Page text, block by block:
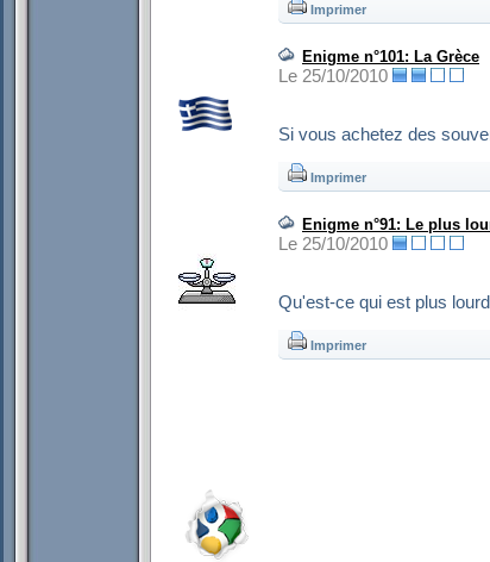
Imprimer
Enigme n°101: La Grèce
Le 25/10/2010
Si vous achetez des
Imprimer
Enigme n°91: Le plus
Le 25/10/2010
Qu'est-ce qui est plus
Imprimer